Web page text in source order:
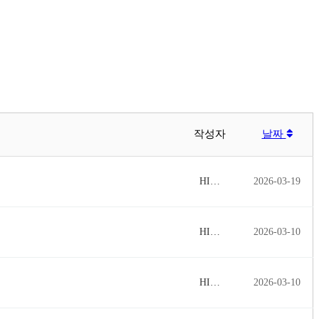
작성자 날짜
HI… 2026-03-19
HI… 2026-03-10
HI… 2026-03-10